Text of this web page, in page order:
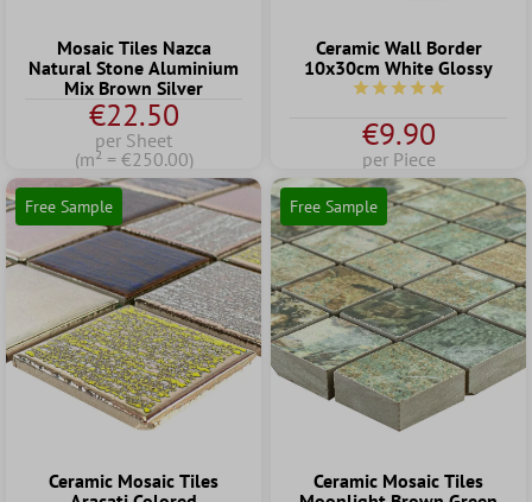
Mosaic Tiles Nazca
Natural Stone Aluminium
Mix Brown Silver
€22.50
per Sheet
(m² = €250.00)
Ceramic Wall Border
10x30cm White Glossy
Average rating of 5
€9.90
per Piece
Free Sample
Ceramic Mosaic Tiles
Free Sample
Ceramic Mosaic Tiles